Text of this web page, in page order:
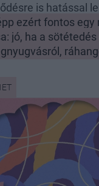
is hatással
ezért fontos egy
jó, ha a sötétedés